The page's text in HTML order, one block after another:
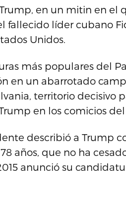
en un mitin en el
fallecido líder cubano
Unidos.
más populares del
en un abarrotado
territorio decisivo
en los comicios
describió a Trump
años, que no ha
anunció su